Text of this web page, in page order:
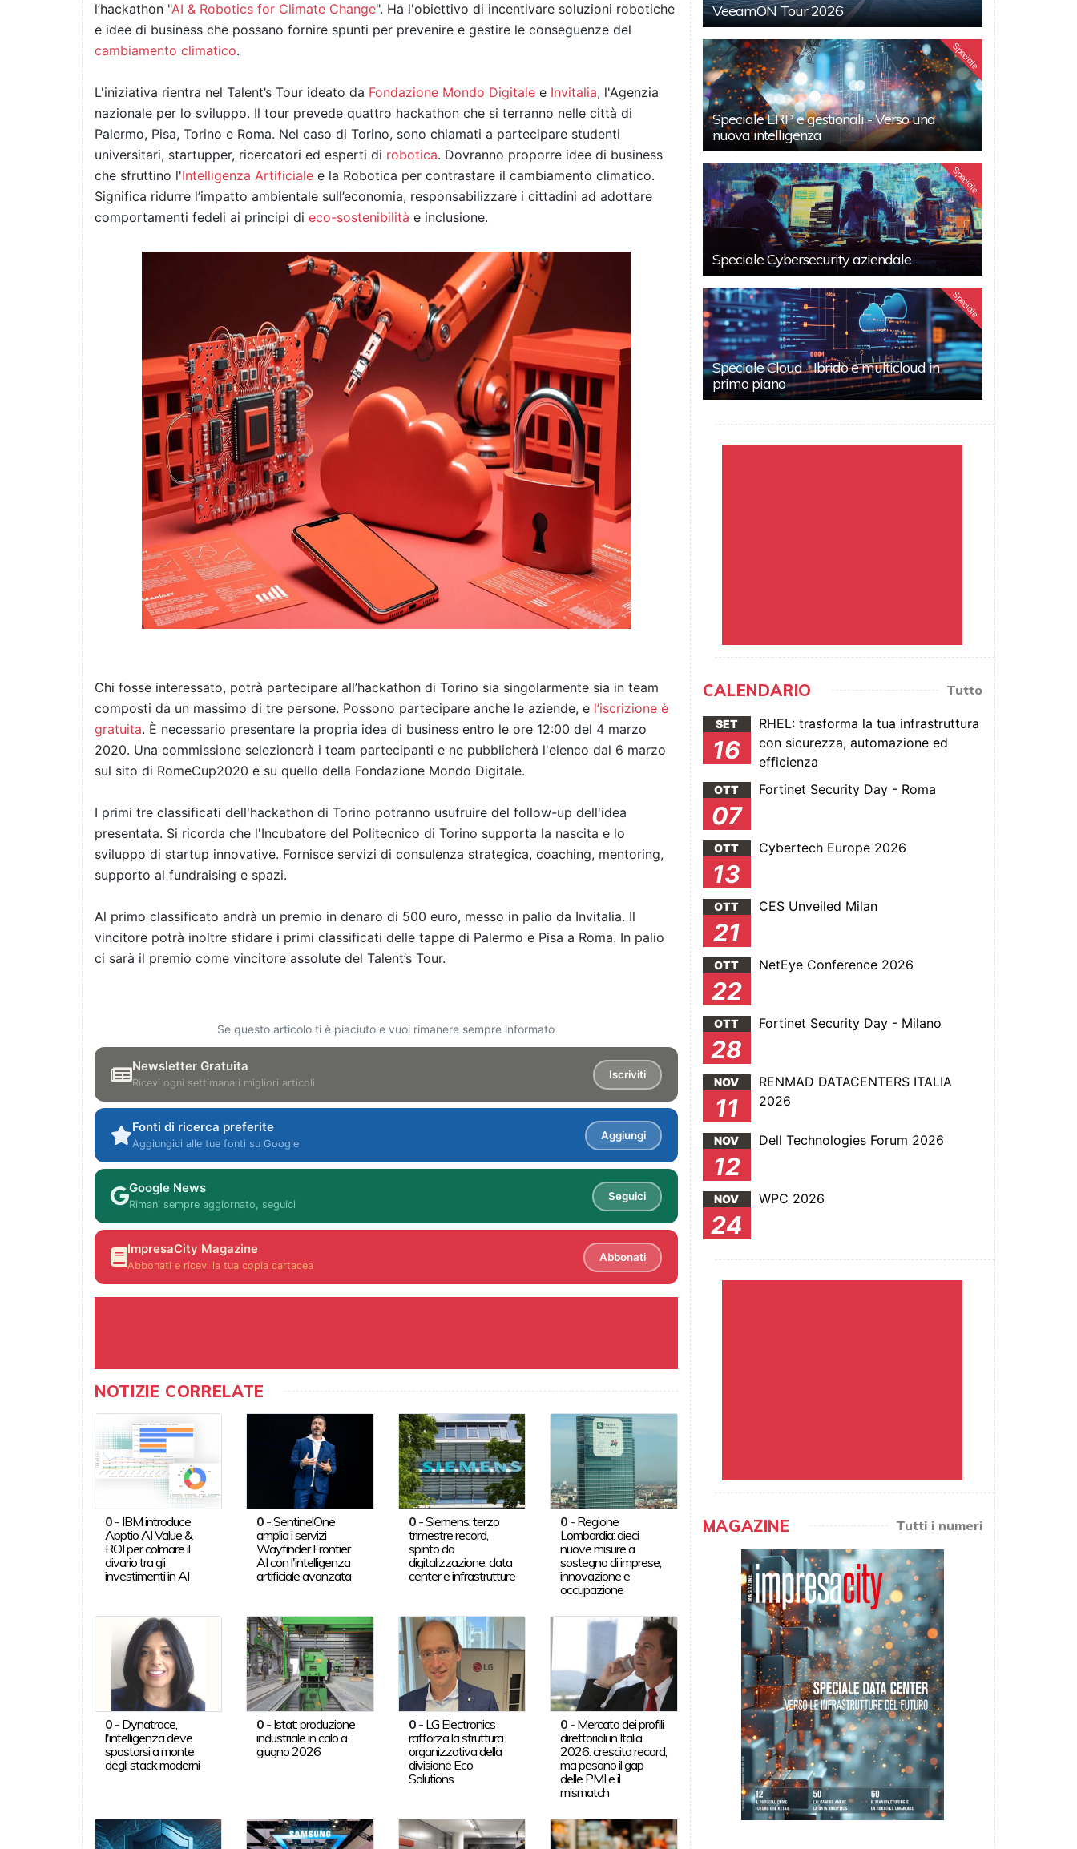
l’hackathon "AI & Robotics for Climate Change". Ha l'obiettivo di incentivare soluzioni robotiche
e idee di business che possano fornire spunti per prevenire e gestire le conseguenze del
cambiamento climatico.
L'iniziativa rientra nel Talent’s Tour ideato da Fondazione Mondo Digitale e Invitalia, l'Agenzia
nazionale per lo sviluppo. Il tour prevede quattro hackathon che si terranno nelle città di
Palermo, Pisa, Torino e Roma. Nel caso di Torino, sono chiamati a partecipare studenti
universitari, startupper, ricercatori ed esperti di robotica. Dovranno proporre idee di business
che sfruttino l'Intelligenza Artificiale e la Robotica per contrastare il cambiamento climatico.
Significa ridurre l’impatto ambientale sull’economia, responsabilizzare i cittadini ad adottare
comportamenti fedeli ai principi di eco-sostenibilità e inclusione.
Chi fosse interessato, potrà partecipare all’hackathon di Torino sia singolarmente sia in team
composti da un massimo di tre persone. Possono partecipare anche le aziende, e l’iscrizione è
gratuita. È necessario presentare la propria idea di business entro le ore 12:00 del 4 marzo
2020. Una commissione selezionerà i team partecipanti e ne pubblicherà l'elenco dal 6 marzo
sul sito di RomeCup2020 e su quello della Fondazione Mondo Digitale.
I primi tre classificati dell'hackathon di Torino potranno usufruire del follow-up dell'idea
presentata. Si ricorda che l'Incubatore del Politecnico di Torino supporta la nascita e lo
sviluppo di startup innovative. Fornisce servizi di consulenza strategica, coaching, mentoring,
supporto al fundraising e spazi.
Al primo classificato andrà un premio in denaro di 500 euro, messo in palio da Invitalia. Il
vincitore potrà inoltre sfidare i primi classificati delle tappe di Palermo e Pisa a Roma. In palio
ci sarà il premio come vincitore assolute del Talent’s Tour.
Se questo articolo ti è piaciuto e vuoi rimanere sempre informato
Newsletter Gratuita
Ricevi ogni settimana i migliori articoli
Iscriviti
Fonti di ricerca preferite
Aggiungici alle tue fonti su Google
Aggiungi
Google News
Rimani sempre aggiornato, seguici
Seguici
ImpresaCity Magazine
Abbonati e ricevi la tua copia cartacea
Abbonati
NOTIZIE CORRELATE
0- IBM introduce
Apptio AI Value &
ROI per colmare il
divario tra gli
investimenti in AI
0 -SentinelOne
amplia i servizi
Wayfinder Frontier
AI con l'intelligenza
artificiale avanzata
0-Siemens: terzo
trimestre record,
spinto da
digitalizzazione, data
center e infrastrutture
0 - Regione
Lombardia: dieci
nuove misure a
sostegno di imprese,
innovazione e
occupazione
0- Dynatrace,
l'intelligenza deve
spostarsi a monte
degli stack moderni
0 - Istat: produzione
industriale in calo a
giugno 2026
0- LG Electronics
rafforza la struttura
organizzativa della
divisione Eco
Solutions
0 - Mercato dei profili
direttoriali in Italia
2026: crescita record,
ma pesano il gap
delle PMI e il
mismatch
VeeamON Tour 2026
Speciale
Speciale ERP e gestionali - Verso una
nuova intelligenza
Speciale
Speciale Cybersecurity aziendale
Speciale
Speciale Cloud - Ibrido e multicloud in
primo piano
CALENDARIO Tutto
SET
16
RHEL: trasforma la tua infrastruttura
con sicurezza, automazione ed
efficienza
OTT
07
Fortinet Security Day - Roma
OTT
13
Cybertech Europe 2026
OTT
21
CES Unveiled Milan
OTT
22
NetEye Conference 2026
OTT
28
Fortinet Security Day - Milano
NOV
11
RENMAD DATACENTERS ITALIA
2026
NOV
12
Dell Technologies Forum 2026
NOV
24
WPC 2026
MAGAZINE Tutti i numeri